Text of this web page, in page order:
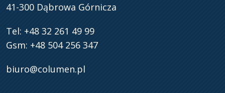
41-300 Dąbrowa Górnicza
Tel: +48 32 261 49 99
Gsm: +48 504 256 347
biuro@columen.pl